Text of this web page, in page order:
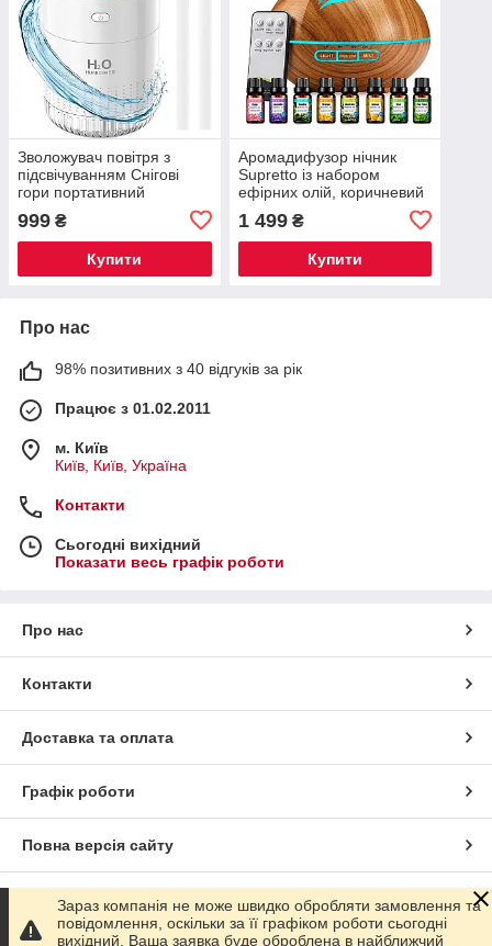
Зволожувач повітря з
підсвічуванням Снігові
гори портативний
999 ₴
Купити
Аромадифузор нічник
Supretto із набором
ефірних олій, коричневий
1 499₴
Купити
Про нас
98% позитивних з 40 відгуків за рік
Працює з 01.02.2011
м. Київ
Київ, Київ, Україна
Контакти
Сьогодні вихідний
Показати весь графік роботи
Про нас
Контакти
Доставка та оплата
Графік роботи
Повна версія сайту
Сайт створено на маркетплейсі Prom.ua
Зараз компанія не може швидко обробляти замовлення та
повідомлення, оскільки за її графіком роботи сьогодні
вихідний. Ваша заявка буде оброблена в найближчий